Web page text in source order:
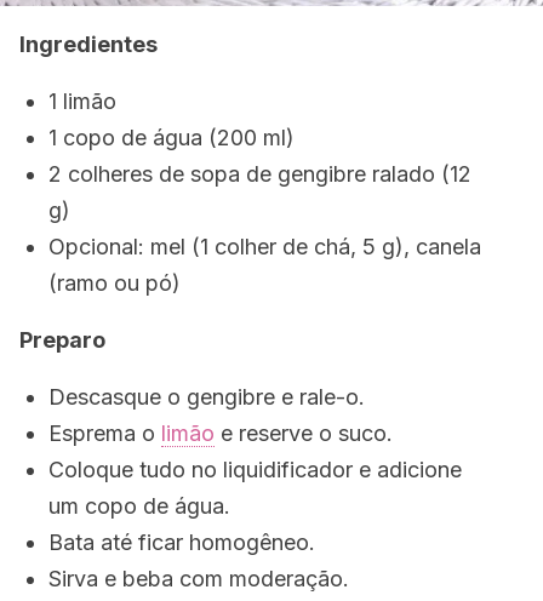
Ingredientes
1 limão
1 copo de água (200 ml)
2 colheres de sopa de gengibre ralado (12
g)
Opcional: mel (1 colher de chá, 5 g), canela
(ramo ou pó)
Preparo
Descasque o gengibre e rale-o.
Esprema o limão e reserve o suco.
Coloque tudo no liquidificador e adicione
um copo de água.
Bata até ficar homogêneo.
Sirva e beba com moderação.